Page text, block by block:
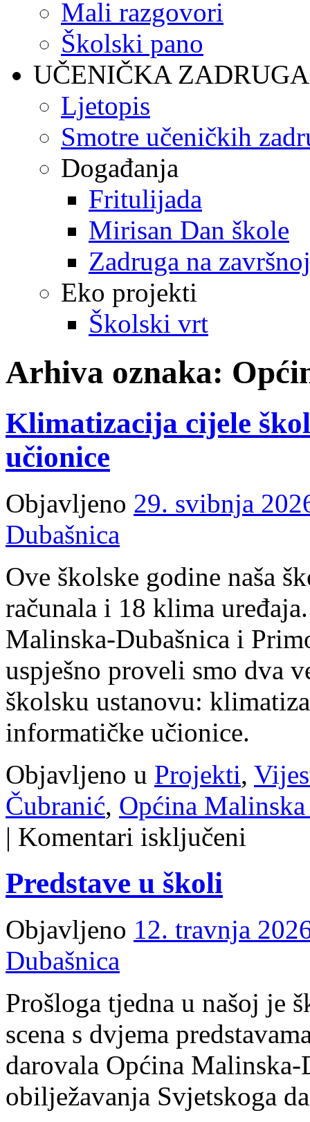
Mali razgovori
Školski pano
UČENIČKA ZADRUGA
Ljetopis
Smotre učeničkih
Događanja
Fritulijada
Mirisan Dan škole
Zadruga na
Eko projekti
Školski vrt
Arhiva oznaka:
Klimatizacija cijele
učionice
Objavljeno 29. svibnja
Dubašnica
Ove školske godine naša
računala i 18 klima
Malinska-Dubašnica i
uspješno proveli smo dva
školsku ustanovu:
informatičke učionice.
Objavljeno u Projekti,
Čubranić, Općina
| Komentari isključeni
Predstave u školi
Objavljeno 12. travnja
Dubašnica
Prošloga tjedna u našoj je
scena s dvjema
darovala Općina
obilježavanja Svjetskoga